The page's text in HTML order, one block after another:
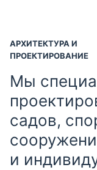
АРХИТЕКТУРА И
ПРОЕКТИРОВАНИЕ
Мы
садов,
и